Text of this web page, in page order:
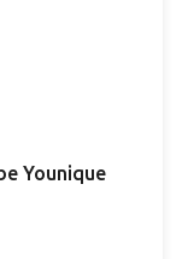
Younique